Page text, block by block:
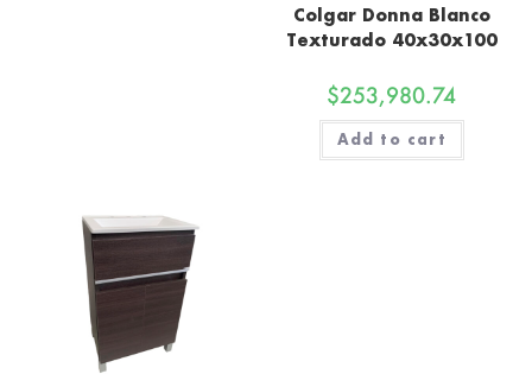
Colgar Donna Blanco
Texturado 40x30x100
$253,980.74
Add to cart